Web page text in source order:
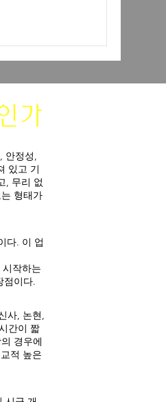
인기 있는 작
사의 특징 고구
수확 후 저장
략을 세우기
도 토양:
무 질거나 습하
관리가
가
정성,
있고 기
, 무리 없
형태가
다. 이 업
작하는
점이다.
사, 논현,
간이 짧
경우에
적 높은